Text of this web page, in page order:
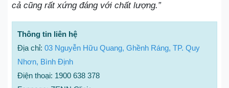
cả cũng rất xứng đáng với chất lượng.”
Thông tin liên hệ
Địa chỉ: 03 Nguyễn Hữu Quang, Ghềnh Ráng, TP. Quy
Nhơn, Bình Định
Điện thoại: 1900 638 378